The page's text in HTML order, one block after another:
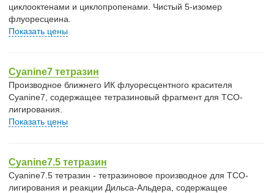
циклооктенами и циклопропенами. Чистый 5-изомер
флуоресцеина.
Показать цены
Cyanine7 тетразин
Производное ближнего ИК флуоресцентного красителя
Cyanine7, содержащее тетразиновый фрагмент для TCO-
лигирования.
Показать цены
Cyanine7.5 тетразин
Cyanine7.5 тетразин - тетразиновое производное для TCO-
лигирования и реакции Дильса-Альдера, содержащее